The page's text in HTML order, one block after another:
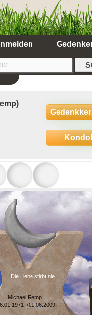
Michael Remp
+01.06.2009
Die Liebe stirbt nie